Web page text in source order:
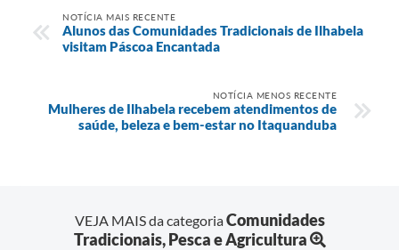
NOTÍCIA MAIS RECENTE
Alunos das Comunidades Tradicionais de Ilhabela
visitam Páscoa Encantada
NOTÍCIA MENOS RECENTE
Mulheres de Ilhabela recebem atendimentos de
saúde, beleza e bem-estar no Itaquanduba
VEJA MAIS da categoriaComunidades
Tradicionais, Pesca e Agricultura